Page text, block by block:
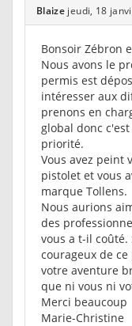
Blaize jeudi, 18
Bonsoir Zébron
Nous avons le
permis est
intéresser aux
prenons en
global donc
priorité.
Vous avez peint
pistolet et vous
marque Tollens.
Nous aurions
des
vous a t-il coûté.
courageux de
votre aventure
que ni vous ni
Merci beaucoup
Marie-Christine